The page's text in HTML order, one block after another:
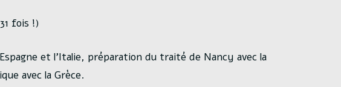
fois !)
et l’Italie, préparation du traité de Nancy avec la
avec la Grèce.